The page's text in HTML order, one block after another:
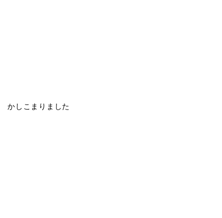
かしこまりました